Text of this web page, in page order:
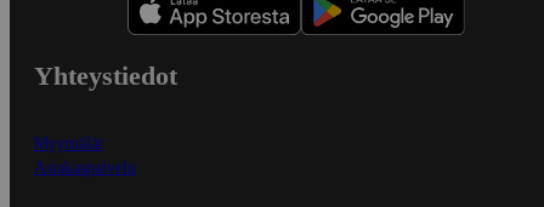
Yhteystiedot
Myymälät
Asiakaspalvelu